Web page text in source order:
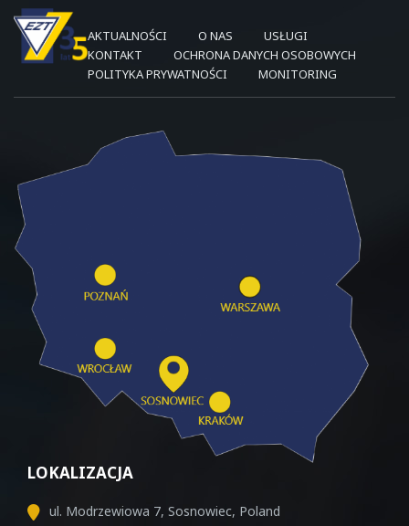
AKTUALNOŚCI O NAS
USŁUGI
KONTAKT
OCHRONA DANYCH OSOBOWYCH
POLITYKA PRYWATNOŚCI
MONITORING
LOKALIZACJA
ul. Modrzewiowa 7, Sosnowiec, Poland